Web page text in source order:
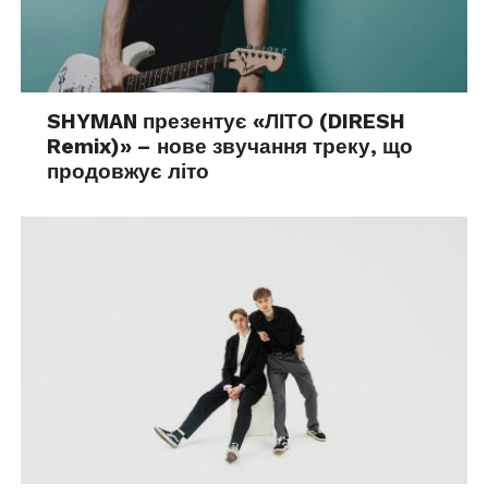
SHYMAN презентує «ЛІТО (DIRESH
Remix)» – нове звучання треку, що
продовжує літо